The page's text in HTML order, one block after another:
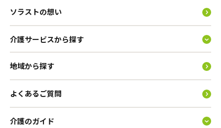
ソラストの想い
介護サービスから探す
地域から探す
よくあるご質問
介護のガイド